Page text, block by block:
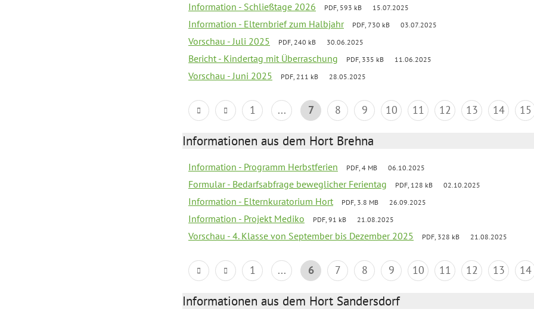
Information - Schließtage 2026 PDF, 593 kB 15.07.2025
Information - Elternbrief zum Halbjahr PDF, 730 kB 03.07.2025
Vorschau - Juli 2025 PDF, 240 kB 30.06.2025
Bericht - Kindertag mit Überraschung PDF, 335 kB 11.06.2025
Vorschau - Juni 2025 PDF, 211 kB 28.05.2025
1 ... 7 8 9 10 11 12 13 14 15
Informationen aus dem Hort Brehna
Information - Programm Herbstferien PDF, 4 MB 06.10.2025
Formular - Bedarfsabfrage beweglicher Ferientag PDF, 128 kB 02.10.2025
Information - Elternkuratorium Hort PDF, 3.8 MB 26.09.2025
Information - Projekt Mediko PDF, 91 kB 21.08.2025
Vorschau - 4. Klasse von September bis Dezember 2025 PDF, 328 kB 21.08.2025
1 ... 6 7 8 9 10 11 12 13 14
Informationen aus dem Hort Sandersdorf